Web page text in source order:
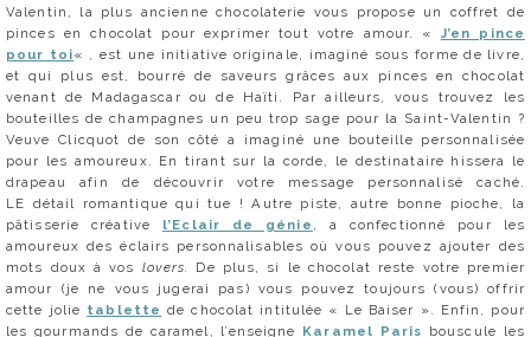
Valentin, la plus ancienne chocolaterie vous propose un coffret de
pinces en chocolat pour exprimer tout votre amour. « J’en pince
pour toi« , est une initiative originale, imaginé sous forme de livre,
et qui plus est, bourré de saveurs grâces aux pinces en chocolat
venant de Madagascar ou de Haïti. Par ailleurs, vous trouvez les
bouteilles de champagnes un peu trop sage pour la Saint-Valentin ?
Veuve Clicquot de son côté a imaginé une bouteille personnalisée
pour les amoureux. En tirant sur la corde, le destinataire hissera le
drapeau afin de découvrir votre message personnalisé caché.
LE détail romantique qui tue ! Autre piste, autre bonne pioche, la
pâtisserie créative l’Eclair de génie
, a confectionné pour les
amoureux des éclairs personnalisables où vous pouvez ajouter des
mots doux à vos lovers. De plus, si le chocolat reste votre premier
amour (je ne vous jugerai pas) vous pouvez toujours (vous) offrir
cette jolie tablette de chocolat intitulée « Le Baiser ». Enfin, pour
les gourmands de caramel, l’enseigne Karamel Paris bouscule les